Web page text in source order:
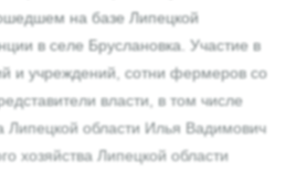
на базе Липецкой
в селе Бруслановка. Участие в
и учреждений, сотни фермеров со
власти, в том числе
Липецкой области Илья Вадимович
хозяйства Липецкой области